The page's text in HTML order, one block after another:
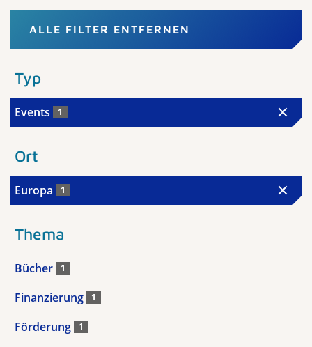
ALLE FILTER ENTFERNEN
Typ
Events 1
Ort
Europa 1
Thema
Bücher 1
Finanzierung 1
Förderung 1